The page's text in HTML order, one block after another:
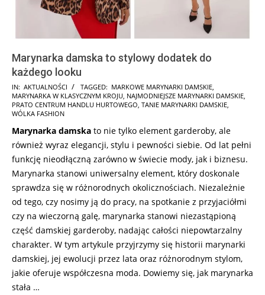
Marynarka damska to stylowy dodatek do
każdego looku
2025-
02-
02
IN: AKTUALNOŚCI TAGGED: MARKOWE MARYNARKI DAMSKIE
MARYNARKA W KLASYCZNYM KROJU NAJMODNIEJSZE MARYNARKI DAMSKIE
PRATO CENTRUM HANDLU HURTOWEGO TANIE MARYNARKI DAMSKIE
WÓLKA FASHION
Marynarka damska to nie tylko element garderoby, ale
również wyraz elegancji, stylu i pewności siebie. Od lat pełni
funkcję nieodłączną zarówno w świecie mody, jak i biznesu.
Marynarka stanowi uniwersalny element, który doskonale
sprawdza się w różnorodnych okolicznościach. Niezależnie
od tego, czy nosimy ją do pracy, na spotkanie z przyjaciółmi
czy na wieczorną galę, marynarka stanowi niezastąpioną
część damskiej garderoby, nadając całości niepowtarzalny
charakter. W tym artykule przyjrzymy się historii marynarki
damskiej, jej ewolucji przez lata oraz różnorodnym stylom,
jakie oferuje współczesna moda. Dowiemy się, jak marynarka
stała …